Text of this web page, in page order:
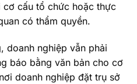
cấu tổ chức hoặc thực
có thẩm quyền.
doanh nghiệp vẫn phải
báo bằng văn bản cho cơ
doanh nghiệp đặt trụ sở